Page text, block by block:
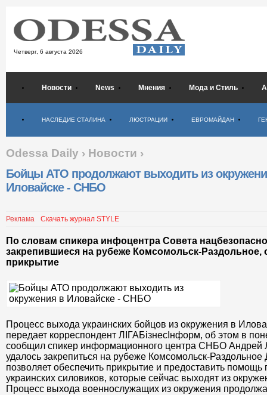
Четверг, 6 августа 2026
Новости News Мнения Мода и Стиль
НАСЛЕДИЕ СТАЛИНА ЛЮСТРАЦИИ ЕВРОМАЙДАН
Odessa Daily › Новости ›
Бойцы АТО продолжают выходить из
Иловайске - СНБО
Реклама Скачать журнал STYLE
По словам спикера инфоцентра Совета
закрепившиеся на рубеже Комсомольск-
прикрытие
Процесс выхода украинских бойцов из окружения в
передает корреспондент ЛІГАБізнесІнформ, об этом в
сообщил спикер информационного центра СНБО
удалось закрепиться на рубеже Комсомольск-Раздольное
позволяет обеспечить прикрытие и предоставить
украинских силовиков, которые сейчас выходят из
Процесс выхода военнослужащих из окружения